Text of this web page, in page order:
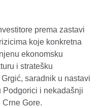
prema zastavi
koje konkretna
ekonomsku
i stratešku
saradnik u nastavi
Podgorici i nekadašnji
Gore.